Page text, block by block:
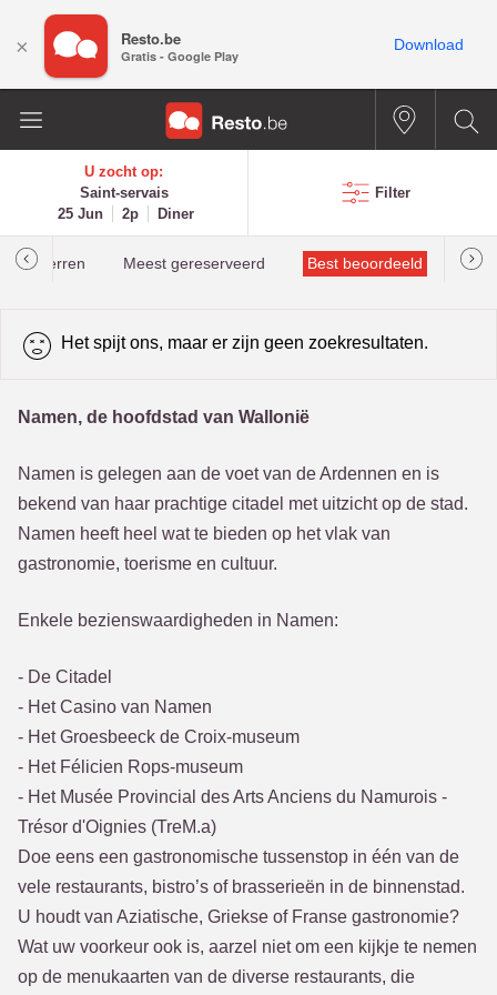
U zocht op:
Saint-servais
25 Jun
2p Diner
Filter
Meest gereserveerd Best beoordeeld
Het spijt ons, maar er zijn geen zoekresultaten.
Namen, de hoofdstad van Wallonië
Namen is gelegen aan de voet van de Ardennen en is
bekend van haar prachtige citadel met uitzicht op de stad.
Namen heeft heel wat te bieden op het vlak van
gastronomie, toerisme en cultuur.
Enkele bezienswaardigheden in Namen:
- De Citadel
- Het Casino van Namen
- Het Groesbeeck de Croix-museum
- Het Félicien Rops-museum
- Het Musée Provincial des Arts Anciens du Namurois -
Trésor d'Oignies (TreM.a)
Doe eens een gastronomische tussenstop in één van de
vele restaurants, bistro’s of brasserieën in de binnenstad.
U houdt van Aziatische, Griekse of Franse gastronomie?
Wat uw voorkeur ook is, aarzel niet om een kijkje te nemen
op de menukaarten van de diverse restaurants, die
× Resto.be
Gratis - Google Play
Download